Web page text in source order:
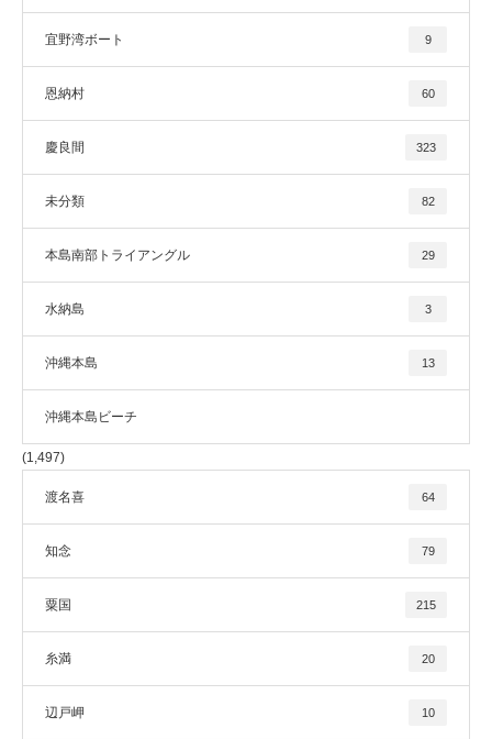
宜野湾ボート 9
恩納村 60
慶良間 323
未分類 82
本島南部トライアングル 29
水納島 3
沖縄本島 13
沖縄本島ビーチ
(1,497)
渡名喜 64
知念 79
粟国 215
糸満 20
辺戸岬 10